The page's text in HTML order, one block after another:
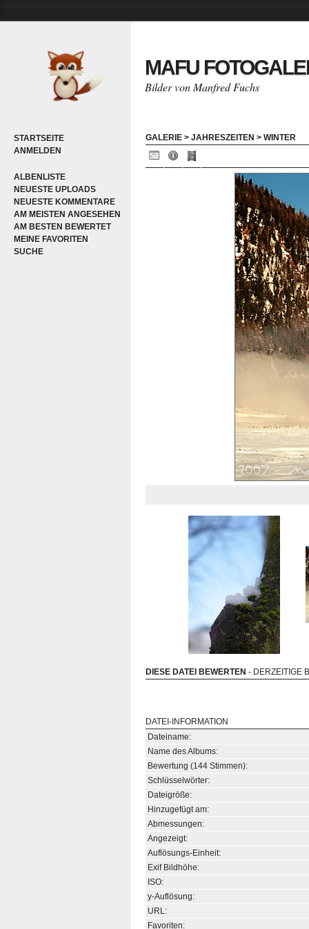
STARTSEITE
ANMELDEN
ALBENLISTE
NEUESTE UPLOADS
NEUESTE KOMMENTARE
AM MEISTEN ANGESEHEN
AM BESTEN BEWERTET
MEINE FAVORITEN
SUCHE
MAFU
Bilder von Manfred Fuchs
GALERIE > JAHRESZEITEN > WINTER
DIESE DATEI BEWERTEN - DERZEITIGE
DATEI-INFORMATION
Dateiname:
Name des Albums:
Bewertung (144 Stimmen):
Schlüsselwörter:
Dateigröße:
Hinzugefügt am:
Abmessungen:
Angezeigt:
Auflösungs-Einheit:
Exif Bildhöhe:
ISO:
y-Auflösung:
URL:
Favoriten: